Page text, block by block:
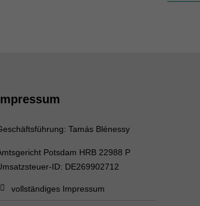
Tamás Blénessy
Potsdam HRB 22988 P
ID: DE269902712
vollständiges Impressum